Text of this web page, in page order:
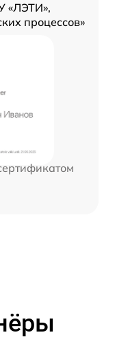
«ЛЭТИ»,
процессов»